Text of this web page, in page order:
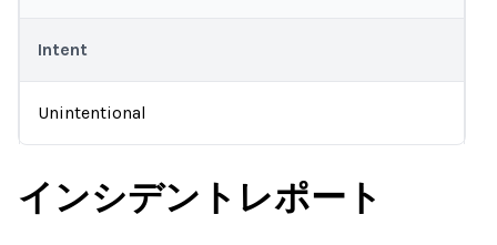
Intent
Unintentional
インシデントレポート